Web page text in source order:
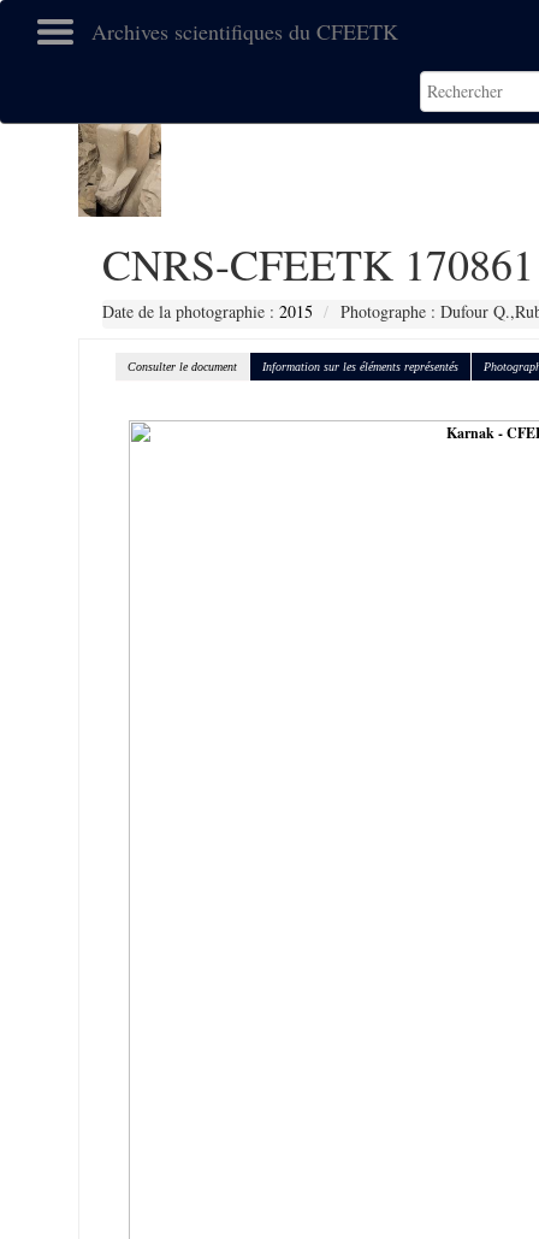
Archives scientifiques du CFEETK
CNRS-CFEETK 170861
Date de la photographie : 2015 Photographe : Dufour
Consulter le document Information sur les éléments représentés